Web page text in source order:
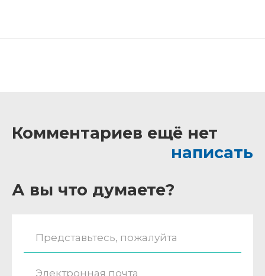
Комментариев ещё нет
написать
А вы что думаете?